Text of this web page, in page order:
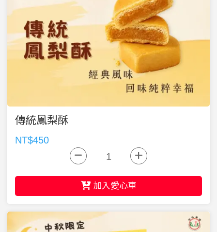
傳統鳳梨酥
NT$450
加入愛心車